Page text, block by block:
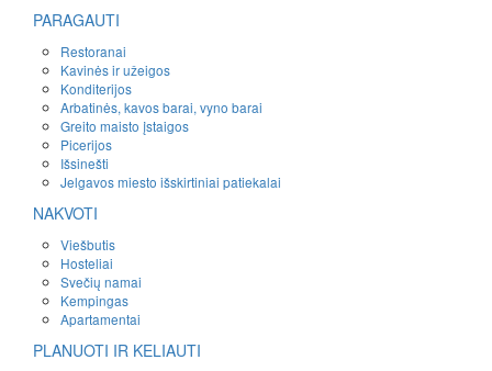
PARAGAUTI
Restoranai
Kavinės ir užeigos
Konditerijos
Arbatinės, kavos barai, vyno barai
Greito maisto įstaigos
Picerijos
Išsinešti
Jelgavos miesto išskirtiniai patiekalai
NAKVOTI
Viešbutis
Hosteliai
Svečių namai
Kempingas
Apartamentai
PLANUOTI IR KELIAUTI